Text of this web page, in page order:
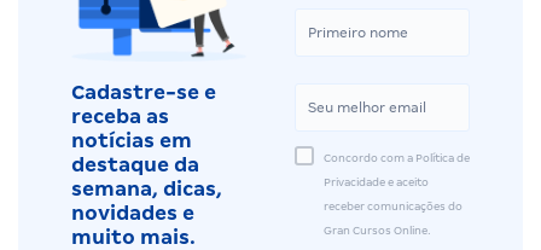
Cadastre-se e
receba as
notícias em
destaque da
semana, dicas,
novidades e
muito mais.
Concordo com a Política de
Privacidade e aceito
receber comunicações do
Gran Cursos Online.